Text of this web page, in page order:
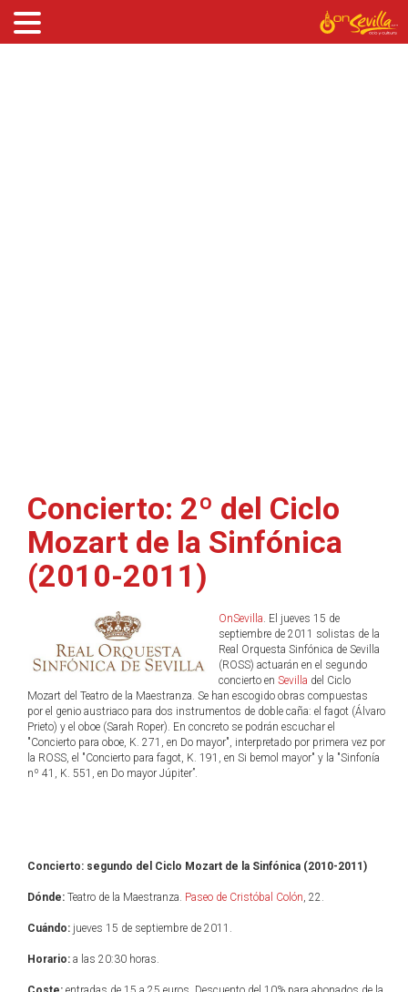
Concierto: 2º del Ciclo
Mozart de la Sinfónica
(2010-2011)
OnSevilla. El jueves 15 de
septiembre de 2011 solistas de la
Real Orquesta Sinfónica de Sevilla
(ROSS) actuarán en el segundo
concierto en Sevilla del Ciclo
Mozart del Teatro de la Maestranza. Se han escogido obras compuestas
por el genio austriaco para dos instrumentos de doble caña: el fagot (Álvaro
Prieto) y el oboe (Sarah Roper). En concreto se podrán escuchar el
"Concierto para oboe, K. 271, en Do mayor", interpretado por primera vez por
la ROSS, el "Concierto para fagot, K. 191, en Si bemol mayor" y la "Sinfonía
nº 41, K. 551, en Do mayor Júpiter”.
Concierto: segundo del Ciclo Mozart de la Sinfónica (2010-2011)
Dónde: Teatro de la Maestranza. Paseo de Cristóbal Colón, 22.
Cuándo: jueves 15 de septiembre de 2011.
Horario: a las 20:30 horas.